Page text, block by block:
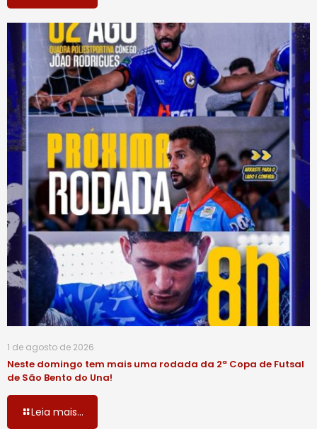
1 de agosto de 2026
Neste domingo tem mais uma rodada da 2ª Copa de Futsal
de São Bento do Una!
Leia mais...